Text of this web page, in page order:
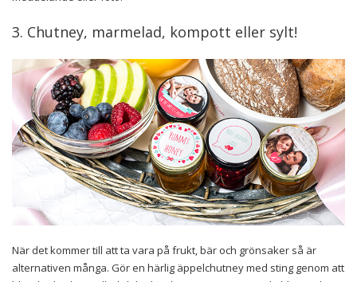
3. Chutney, marmelad, kompott eller sylt!
När det kommer till att ta vara på frukt, bär och grönsaker så är
alternativen många. Gör en härlig äppelchutney med sting genom att